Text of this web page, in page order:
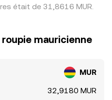
était de 31,8616 MUR.
mauricienne
MUR
32,9180 MUR